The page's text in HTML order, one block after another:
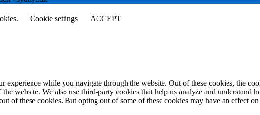
Cookie settings ACCEPT
experience while you navigate through the website. Out of these cookies, the
website. We also use third-party cookies that help us analyze and
of these cookies. But opting out of some of these cookies may have an effect